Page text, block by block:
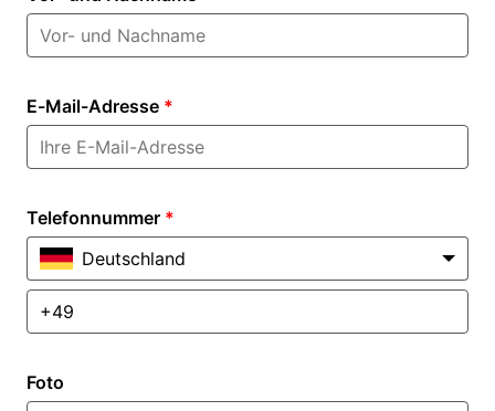
E-Mail-Adresse *
Telefonnummer *
Deutschland
Foto